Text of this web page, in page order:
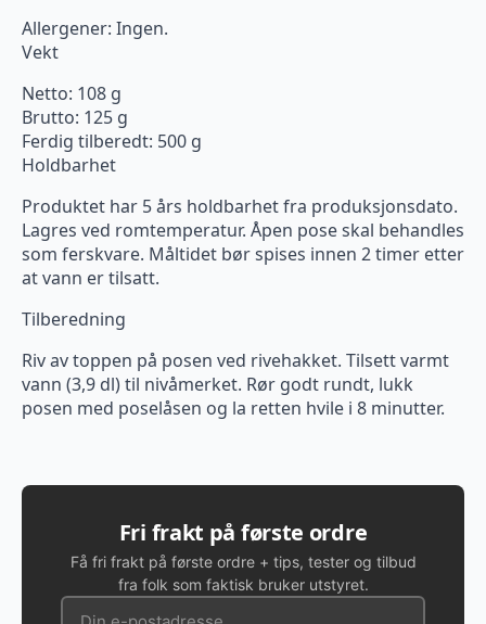
Allergener: Ingen.
Vekt
Netto: 108 g
Brutto: 125 g
Ferdig tilberedt: 500 g
Holdbarhet
Produktet har 5 års holdbarhet fra produksjonsdato.
Lagres ved romtemperatur. Åpen pose skal behandles
som ferskvare. Måltidet bør spises innen 2 timer etter
at vann er tilsatt.
Tilberedning
Riv av toppen på posen ved rivehakket. Tilsett varmt
vann (3,9 dl) til nivåmerket. Rør godt rundt, lukk
posen med poselåsen og la retten hvile i 8 minutter.
Fri frakt på første ordre
Få fri frakt på første ordre + tips, tester og tilbud
fra folk som faktisk bruker utstyret.